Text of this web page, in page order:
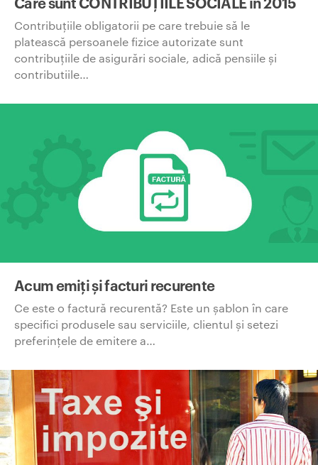
Contribuțiile obligatorii pe care trebuie să le
platească persoanele fizice autorizate sunt
contribuțiile de asigurări sociale, adică pensiile și
contributiile…
Acum emiți și facturi recurente
Ce este o factură recurentă? Este un șablon în care
specifici produsele sau serviciile, clientul și setezi
preferințele de emitere a…